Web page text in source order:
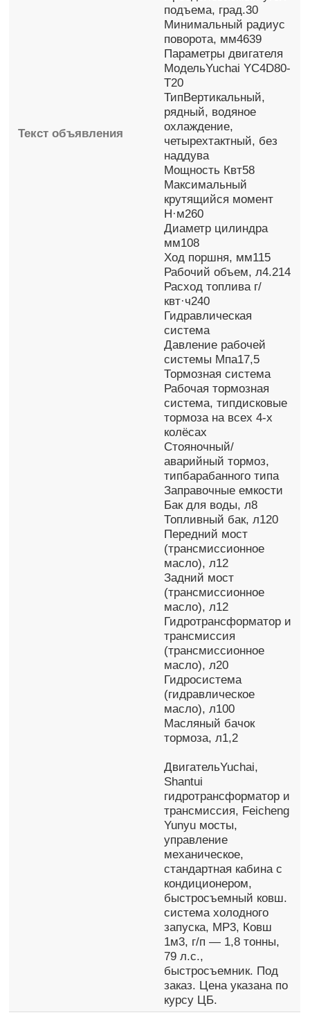
Текст объявления
подъема, град.30
Минимальный радиус
поворота, мм4639
Параметры двигателя
МодельYuchai YC4D80-
T20
ТипВертикальный,
рядный, водяное
охлаждение,
четырехтактный, без
наддува
Мощность Квт58
Максимальный
крутящийся момент
Н·м260
Диаметр цилиндра
мм108
Ход поршня, мм115
Рабочий объем, л4.214
Расход топлива г/
квт·ч240
Гидравлическая
система
Давление рабочей
системы Мпа17,5
Тормозная система
Рабочая тормозная
система, типдисковые
тормоза на всех 4-х
колёсах
Стояночный/
аварийный тормоз,
типбарабанного типа
Заправочные емкости
Бак для воды, л8
Топливный бак, л120
Передний мост
(трансмиссионное
масло), л12
Задний мост
(трансмиссионное
масло), л12
Гидротрансформатор и
трансмиссия
(трансмиссионное
масло), л20
Гидросистема
(гидравлическое
масло), л100
Масляный бачок
тормоза, л1,2
ДвигательYuchai,
Shantui
гидротрансформатор и
трансмиссия, Feicheng
Yunyu мосты,
управление
механическое,
стандартная кабина с
кондиционером,
быстросъемный ковш.
система холодного
запуска, MP3, Ковш
1м3, г/п — 1,8 тонны,
79 л.с.,
быстросъемник. Под
заказ. Цена указана по
курсу ЦБ.